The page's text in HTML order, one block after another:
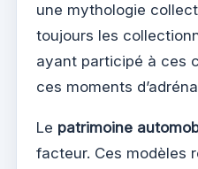
une mythologie
toujours les
ayant participé à ces
ces moments
Le patrimoine
facteur. Ces modèles